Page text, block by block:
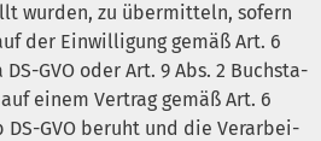
wur­den, zu über­mit­teln, sofern
der Ein­wil­li­gung gemäß Art. 6
DS-GVO oder Art. 9 Abs. 2 Buch­sta­
einem Ver­trag gemäß Art. 6
DS-GVO beruht und die Ver­ar­bei­